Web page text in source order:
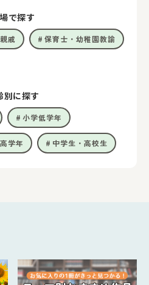
で探す
戚 保育士・幼稚園教諭
別に探す
小学低学年
学年 中学生・高校生